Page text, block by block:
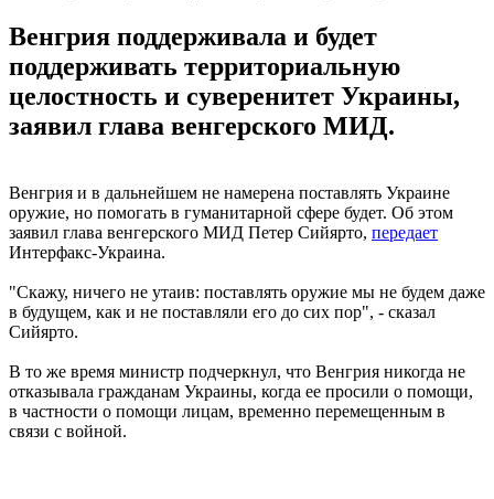
Венгрия поддерживала и будет
поддерживать территориальную
целостность и суверенитет Украины,
заявил глава венгерского МИД.
Венгрия и в дальнейшем не намерена поставлять Украине
оружие, но помогать в гуманитарной сфере будет. Об этом
заявил глава венгерского МИД Петер Сийярто, передает
Интерфакс-Украина.
"Скажу, ничего не утаив: поставлять оружие мы не будем даже
в будущем, как и не поставляли его до сих пор", - сказал
Сийярто.
В то же время министр подчеркнул, что Венгрия никогда не
отказывала гражданам Украины, когда ее просили о помощи,
в частности о помощи лицам, временно перемещенным в
связи с войной.